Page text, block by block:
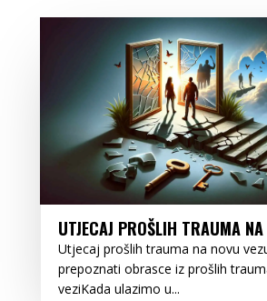
UTJECAJ PROŠLIH TRAUMA
Utjecaj prošlih trauma na novu
prepoznati obrasce iz prošlih
veziKada ulazimo u...